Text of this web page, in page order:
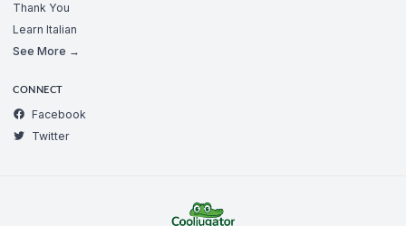
Thank You
Learn Italian
See More →
CONNECT
Facebook
Twitter